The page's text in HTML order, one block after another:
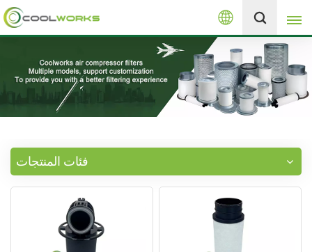
العربية
English
español
العربية
русский
+8613525046291
فئات المنتجات